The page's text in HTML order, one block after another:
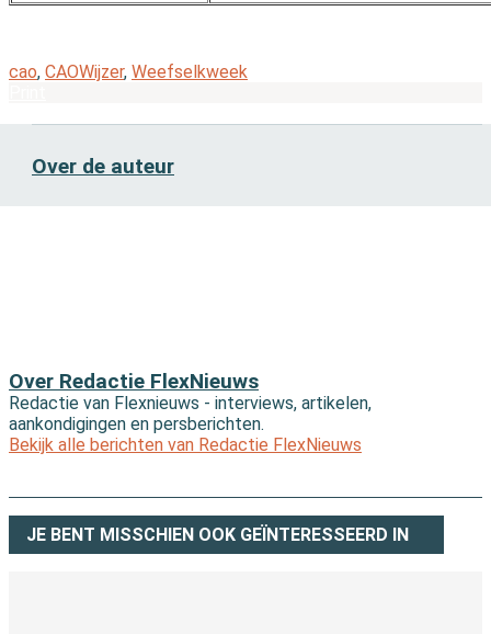
cao, CAOWijzer, Weefselkweek
Over de auteur
Over Redactie FlexNieuws
Redactie van Flexnieuws - interviews, artikelen,
aankondigingen en persberichten.
Bekijk alle berichten van Redactie FlexNieuws
JE BENT MISSCHIEN OOK GEÏNTERESSEERD IN